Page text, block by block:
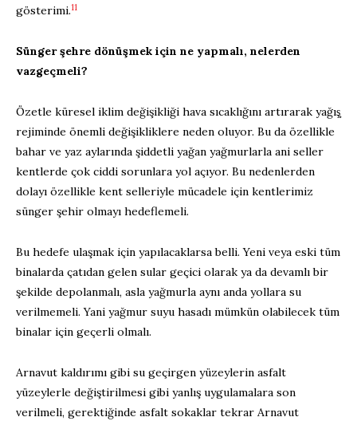
gösterimi.11
Sünger şehre dönüşmek için ne yapmalı, nelerden
vazgeçmeli?
Özetle küresel iklim değişikliği hava sıcaklığını artırarak yağış̧
rejiminde önemli değişikliklere neden oluyor. Bu da özellikle
bahar ve yaz aylarında şiddetli yağan yağmurlarla ani seller
kentlerde çok ciddi sorunlara yol açıyor. Bu nedenlerden
dolayı özellikle kent selleriyle mücadele için kentlerimiz
sünger şehir olmayı hedeflemeli.
Bu hedefe ulaşmak için yapılacaklarsa belli. Yeni veya eski tüm
binalarda çatıdan gelen sular geçici olarak ya da devamlı bir
şekilde depolanmalı, asla yağmurla aynı anda yollara su
verilmemeli. Yani yağmur suyu hasadı mümkün olabilecek tüm
binalar için geçerli olmalı.
Arnavut kaldırımı gibi su geçirgen yüzeylerin asfalt
yüzeylerle değiştirilmesi gibi yanlış uygulamalara son
verilmeli, gerektiğinde asfalt sokaklar tekrar Arnavut